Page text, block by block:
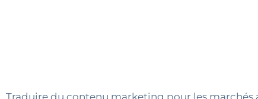
Traduire du contenu marketing pour les marchés